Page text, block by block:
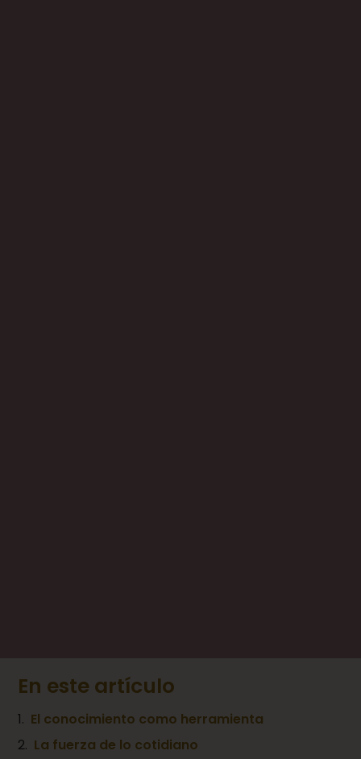
En este artículo
El conocimiento como herramienta
La fuerza de lo cotidiano